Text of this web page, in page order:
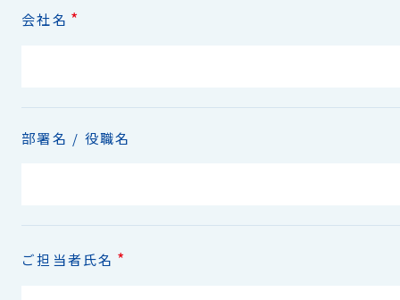
会社名 *
部署名 / 役職名
ご担当者氏名 *